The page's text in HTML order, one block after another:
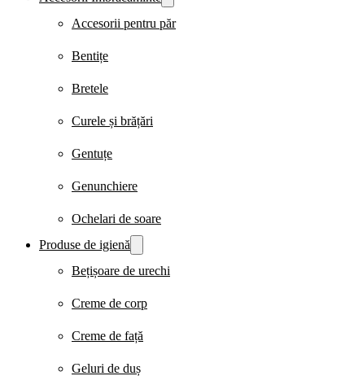
Accesorii pentru păr
Bentițe
Bretele
Curele și brățări
Gentuțe
Genunchiere
Ochelari de soare
Produse de igienă
Bețișoare de urechi
Creme de corp
Creme de față
Geluri de duș